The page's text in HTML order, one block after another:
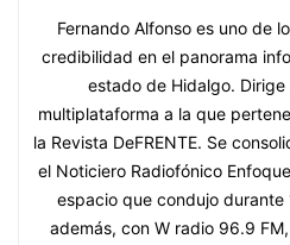
Fernando Alfonso es uno de
credibilidad en el panorama
estado de Hidalgo. Dirige
multiplataforma a la que
la Revista DeFRENTE. Se
el Noticiero Radiofónico
espacio que condujo durante
además, con W radio 96.9